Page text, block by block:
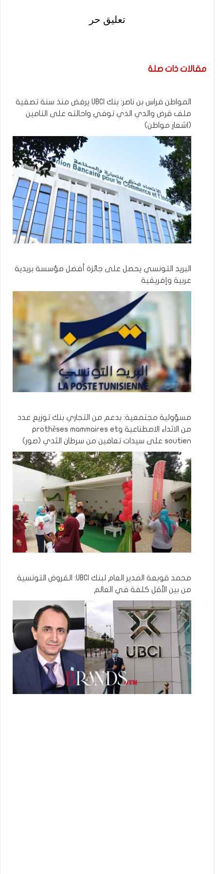
تعليق حر
مقالات ذات صلة
المواطن فراس بن ناصر: بنك UBCI يرفض منذ سنة تصفية
ملف قرض والدي الذي توفي واحالته على التامين
(اشعار مواطن)
البريد التونسي يحصل على جائزة أفضل مؤسسة بريدية
عربية وإفريقية
مسؤولية مجتمعية: بدعم من التجاري بنك توزيع عدد
من الاثداء الاصطناعية وprothèses mammaires et
soutien على سيدات تعافين من سرطان الثدي (صور)
محمد قوبعة المدير العام لبنك UBCI: القروض التونسية
من بين الأقل كلفة في العالم